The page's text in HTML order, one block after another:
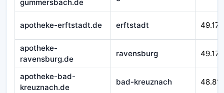
gummersbach.de
apotheke-erftstadt.de erftstadt 49.179
apotheke-
ravensburg.de
ravensburg 49.172
apotheke-bad-
kreuznach.de
bad-kreuznach